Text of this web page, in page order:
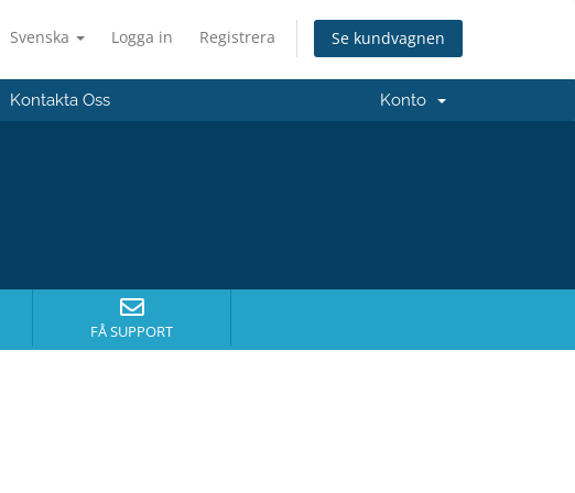
Svenska Logga in Registrera Se kundvagnen
Kontakta Oss Konto
FÅ SUPPORT